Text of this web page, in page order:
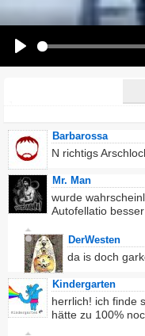
URLs werden automatisch
Ich möchte eine E-Mail,
Barbarossa
N richtigs
Mr. Man
wurde
Autofellatio
DerWesten
da is doch
Kindergarten
herrlich! ich finde
hätte zu 100%